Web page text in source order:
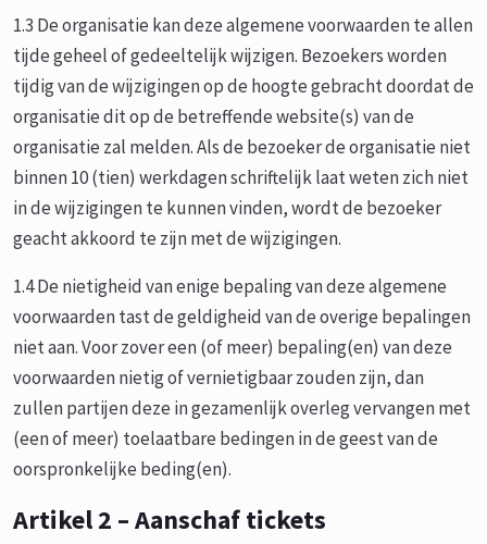
1.3 De organisatie kan deze algemene voorwaarden te allen
tijde geheel of gedeeltelijk wijzigen. Bezoekers worden
tijdig van de wijzigingen op de hoogte gebracht doordat de
organisatie dit op de betreffende website(s) van de
organisatie zal melden. Als de bezoeker de organisatie niet
binnen 10 (tien) werkdagen schriftelijk laat weten zich niet
in de wijzigingen te kunnen vinden, wordt de bezoeker
geacht akkoord te zijn met de wijzigingen.
1.4 De nietigheid van enige bepaling van deze algemene
voorwaarden tast de geldigheid van de overige bepalingen
niet aan. Voor zover een (of meer) bepaling(en) van deze
voorwaarden nietig of vernietigbaar zouden zijn, dan
zullen partijen deze in gezamenlijk overleg vervangen met
(een of meer) toelaatbare bedingen in de geest van de
oorspronkelijke beding(en).
Artikel 2 – Aanschaf tickets